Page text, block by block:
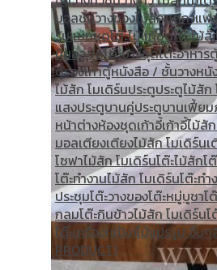
มอลชั้นวางของไม้สักชุดกาแฟ
รับแขกชุดโต๊ะไม้แท้ชุดโต๊ะไม้สั
นิมอลชุดโต๊ะบาร์ชุดโต๊ะอาหาร
ตู้รองเท้าตู้หนังสือ / ชั้นวางหนั
ไม้สัก โมเดิร์นประตูประตูไม้สัก
แสงประตูบานคู่ประตูบานเฟี้ยม
หน้าต่างห้องชุดเก้าอี้เก้าอี้ไม้สั
มอลเตียงเตียงไม้สัก โมเดิร์น
โซฟาไม้สัก โมเดิร์นโต๊ะไม้สักโ
โต๊ะทํางานไม้สัก โมเดิร์นโต๊ะท
ประชุมโต๊ะวางของโต๊ะหมู่บูชาโ
กลมโต๊ะกินข้าวไม้สัก โมเดิร์นโ
โต๊ะเครื่อง(แป้ง)ไม้แปรรูป อื่นๆ
PRODUCT)